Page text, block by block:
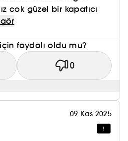
cok güzel bir kapatıcı
faydalı oldu mu?
0
09 Kas 2025